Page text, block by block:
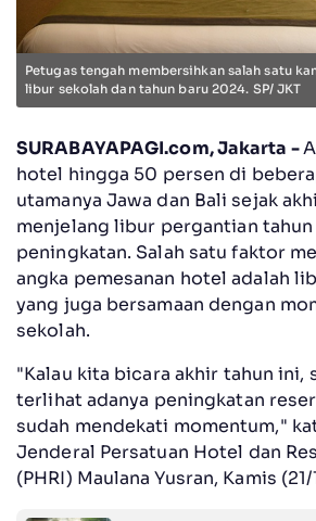
Petugas tengah membersihkan salah satu
libur sekolah dan tahun baru 2024. SP/ JKT
SURABAYAPAGI.com, Jakarta -
hotel hingga 50 persen di
utamanya Jawa dan Bali sejak
menjelang libur pergantian tahun
peningkatan. Salah satu faktor
angka pemesanan hotel adalah
yang juga bersamaan dengan
sekolah.
"Kalau kita bicara akhir tahun ini,
terlihat adanya peningkatan
sudah mendekati momentum,"
Jenderal Persatuan Hotel dan
(PHRI) Maulana Yusran, Kamis